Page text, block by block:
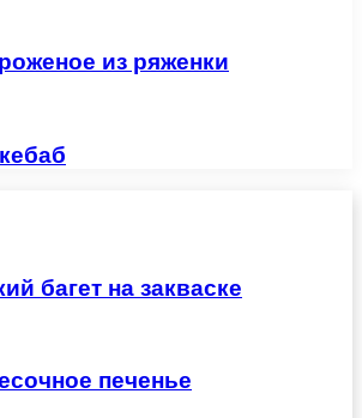
из ряженки
багет на закваске
печенье